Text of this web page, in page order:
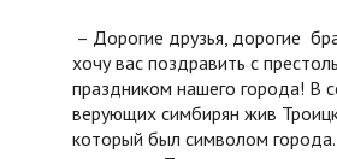
– Дорогие друзья, дорогие
хочу вас поздравить с
праздником нашего города! В
верующих симбирян жив
который был символом